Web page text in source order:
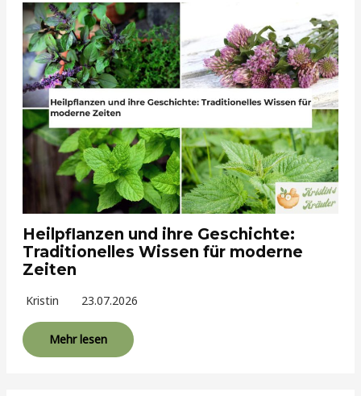
Heilpflanzen und ihre Geschichte:
Traditionelles Wissen für moderne
Zeiten
Kristin 23.07.2026
Mehr lesen